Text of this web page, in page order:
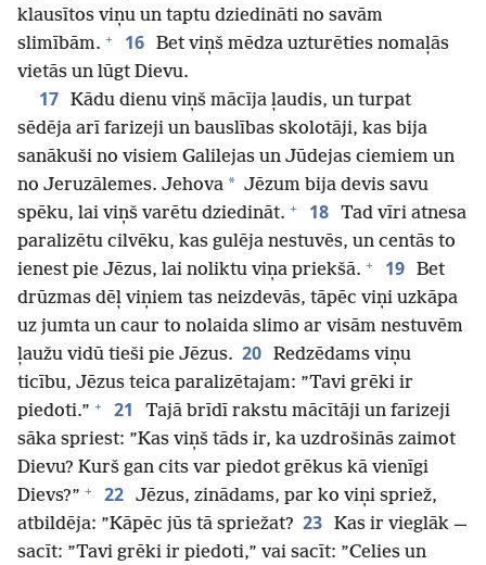
klausītos viņu un taptu dziedināti no savām
slimībām. + 16 Bet viņš mēdza uzturēties nomaļās
vietās un lūgt Dievu.
17 Kādu dienu viņš mācīja ļaudis, un turpat
sēdēja arī farizeji un bauslības skolotāji, kas bija
sanākuši no visiem Galilejas un Jūdejas ciemiem un
no Jeruzālemes. Jehova * Jēzum bija devis savu
spēku, lai viņš varētu dziedināt. + 18 Tad vīri atnesa
paralizētu cilvēku, kas gulēja nestuvēs, un centās to
ienest pie Jēzus, lai noliktu viņa priekšā. + 19 Bet
drūzmas dēļ viņiem tas neizdevās, tāpēc viņi uzkāpa
uz jumta un caur to nolaida slimo ar visām nestuvēm
ļaužu vidū tieši pie Jēzus. 20 Redzēdams viņu
ticību, Jēzus teica paralizētajam: ”Tavi grēki ir
piedoti.” + 21
Tajā brīdī rakstu mācītāji un farizeji
sāka spriest: ”Kas viņš tāds ir, ka uzdrošinās zaimot
Dievu? Kurš gan cits var piedot grēkus kā vienīgi
Dievs?” + 22 Jēzus, zinādams, par ko viņi spriež,
atbildēja: ”Kāpēc jūs tā spriežat? 23 Kas ir vieglāk —
sacīt: ”Tavi grēki ir piedoti,” vai sacīt: ”Celies un